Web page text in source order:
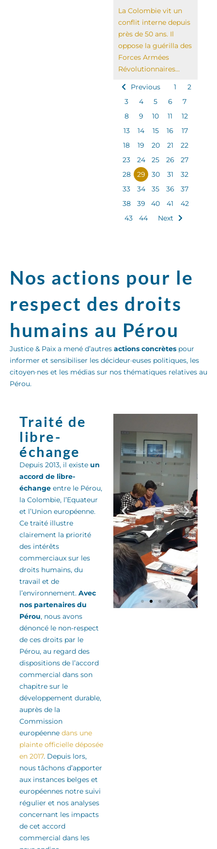
La Colombie vit un
conflit interne depuis
près de 50 ans. Il
oppose la guérilla des
Forces Armées
Révolutionnaires...
Previous 1
2
3
4 5 6
7
8
9 10 11
12
13
14 15 16
17
18
19 20 21
22
23
24 25 26
27
28
29 30 31
32
33
34 35 36
37
38
39 40 41
42
43
44 Next
Nos actions pour le
respect des droits
humains au Pérou
Justice & Paix a mené d’autres actions concrètes pour
informer et sensibiliser les décideur·euses politiques, les
citoyen·nes et les médias sur nos thématiques relatives au
Pérou.
Traité de
libre-
échange
Depuis 2013, il existe un
accord de libre-
échange entre le Pérou,
la Colombie, l’Equateur
et l’Union européenne.
Ce traité illustre
clairement la priorité
des intérêts
commerciaux sur les
droits humains, du
travail et de
l’environnement. Avec
nos partenaires du
Pérou, nous avons
dénoncé le non-respect
de ces droits par le
Pérou, au regard des
dispositions de l’accord
commercial dans son
chapitre sur le
développement durable,
auprès de la
Commission
européenne dans une
plainte officielle déposée
en 2017. Depuis lors,
nous tâchons d’apporter
aux instances belges et
européennes notre suivi
régulier et nos analyses
concernant les impacts
de cet accord
commercial dans les